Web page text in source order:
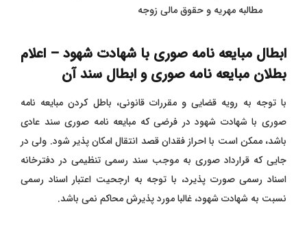
مطالبه مهریه و حقوق مالی زوجه
ابطال مبایعه نامه صوری با شهادت شهود – اعلام
بطلان مبایعه نامه صوری و ابطال سند آن
با توجه به رویه قضایی و مقررات قانونی، باطل کردن مبایعه نامه
صوری با شهادت شهود در فرضی که مبایعه نامه صوری سند عادی
باشد، ممکن است با احراز فقدان قصد انتقال امکان پذیر شود. ولی در
جایی که قرارداد صوری به موجب سند رسمی تنظیمی در دفترخانه
اسناد رسمی صورت پذیرد، با توجه به ارجحیت اعتبار اسناد رسمی
نسبت به شهادت شهود، غالبا مورد پذیرش محاکم نمی باشد.